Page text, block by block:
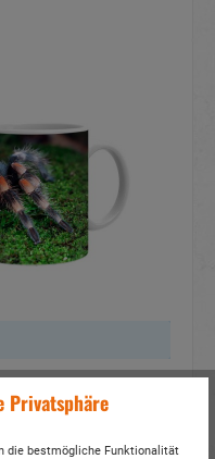
Privatsphäre
die bestmögliche Funktionalität